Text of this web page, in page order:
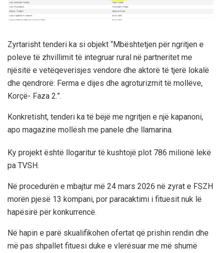
Zyrtarisht tenderi ka si objekt “Mbështetjen për ngritjen e
poleve të zhvillimit të integruar rural në partneritet me
njësitë e vetëqeverisjes vendore dhe aktorë të tjerë lokalë
dhe qendrorë: Ferma e dijes dhe agroturizmit të mollëve,
Korçë- Faza 2.”.
Konkretisht, tenderi ka të bëjë me ngritjen e një kapanoni,
apo magazine mollësh me panele dhe llamarina.
Ky projekt është llogaritur të kushtojë plot 786 milionë lekë
pa TVSH.
Në procedurën e mbajtur më 24 mars 2026 në zyrat e FSZH
morën pjesë 13 kompani, por paracaktimi i fituesit nuk lë
hapësirë për konkurrencë.
Në hapin e parë skualifikohen ofertat që prishin rendin dhe
më pas shpallet fituesi duke e vlerësuar me më shumë